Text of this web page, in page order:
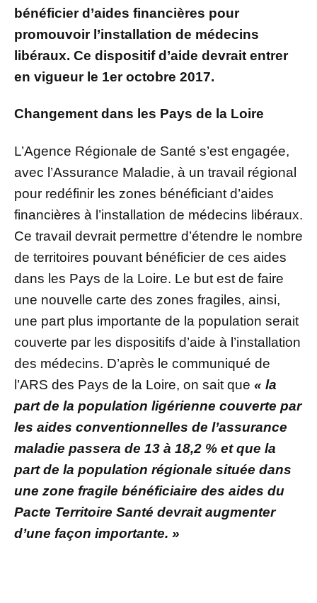
bénéficier d’aides financières pour
promouvoir l’installation de médecins
libéraux. Ce dispositif d’aide devrait entrer
en vigueur le 1er octobre 2017.
Changement dans les Pays de la Loire
L’Agence Régionale de Santé s’est engagée,
avec l’Assurance Maladie, à un travail régional
pour redéfinir les zones bénéficiant d’aides
financières à l’installation de médecins libéraux.
Ce travail devrait permettre d’étendre le nombre
de territoires pouvant bénéficier de ces aides
dans les Pays de la Loire. Le but est de faire
une nouvelle carte des zones fragiles, ainsi,
une part plus importante de la population serait
couverte par les dispositifs d’aide à l’installation
des médecins. D’après le communiqué de
l’ARS des Pays de la Loire, on sait que « la
part de la population ligérienne couverte par
les aides conventionnelles de l’assurance
maladie passera de 13 à 18,2 % et que la
part de la population régionale située dans
une zone fragile bénéficiaire des aides du
Pacte Territoire Santé devrait augmenter
d’une façon importante. »